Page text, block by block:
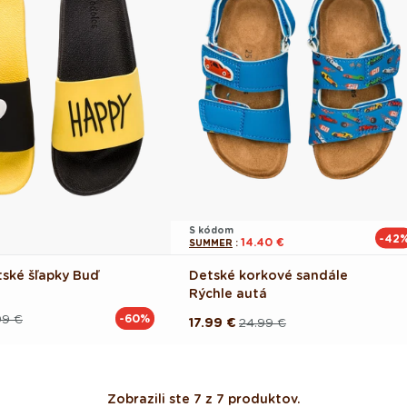
šľapky Buď
€ -60%
S kódom
SUMMER : 14.40 € -
Detské korkové sandále
Rýchle autá
Pôvodná24.99 €
Akciová
17.99 €
Zobrazili ste 7 z 7 produktov.